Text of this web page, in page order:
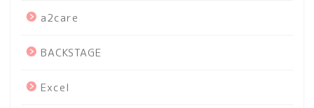
a2care
BACKSTAGE
Excel